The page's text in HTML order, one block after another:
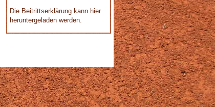
Die Beitrittserklärung kann hier
heruntergeladen werden.